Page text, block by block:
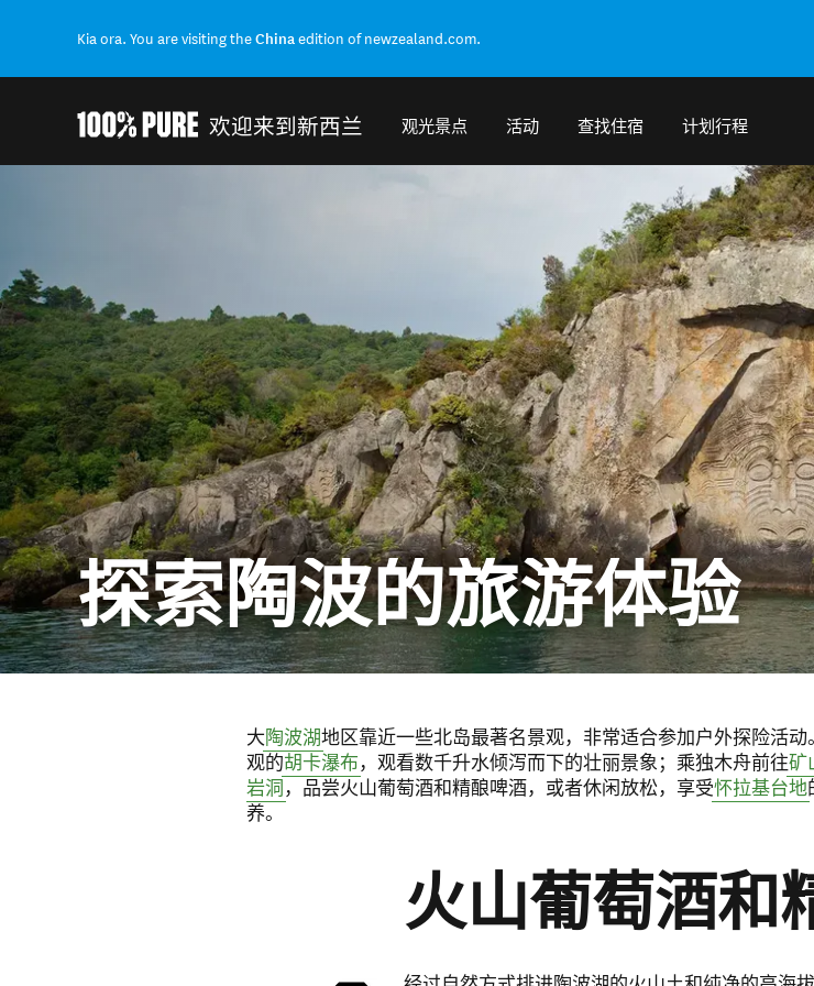
Kia ora. You are visiting theChinaedition of newzealand.com.
欢迎来到新西兰 观光景点 活动 查找住宿 计划行程
探索陶波的旅游体验
大 陶波湖地区靠近一些北岛最著名景观，非常适合参加户外探险活动
观的胡卡瀑布 ，观看数千升水倾泻而下的壮丽景象；乘独木舟前往矿
岩洞 ，品尝火山葡萄酒和精酿啤酒，或者休闲放松，享受怀拉基台地
养。
火山葡萄酒和